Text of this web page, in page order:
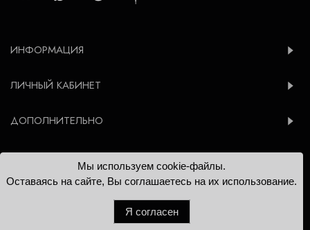
ИНФОРМАЦИЯ
ЛИЧНЫЙ КАБИНЕТ
ДОПОЛНИТЕЛЬНО
© 2012-2026 Konsoleta.ru
Мы используем cookie-файлы.
Оставаясь на сайте, Вы соглашаетесь на их использование.
Я согласен